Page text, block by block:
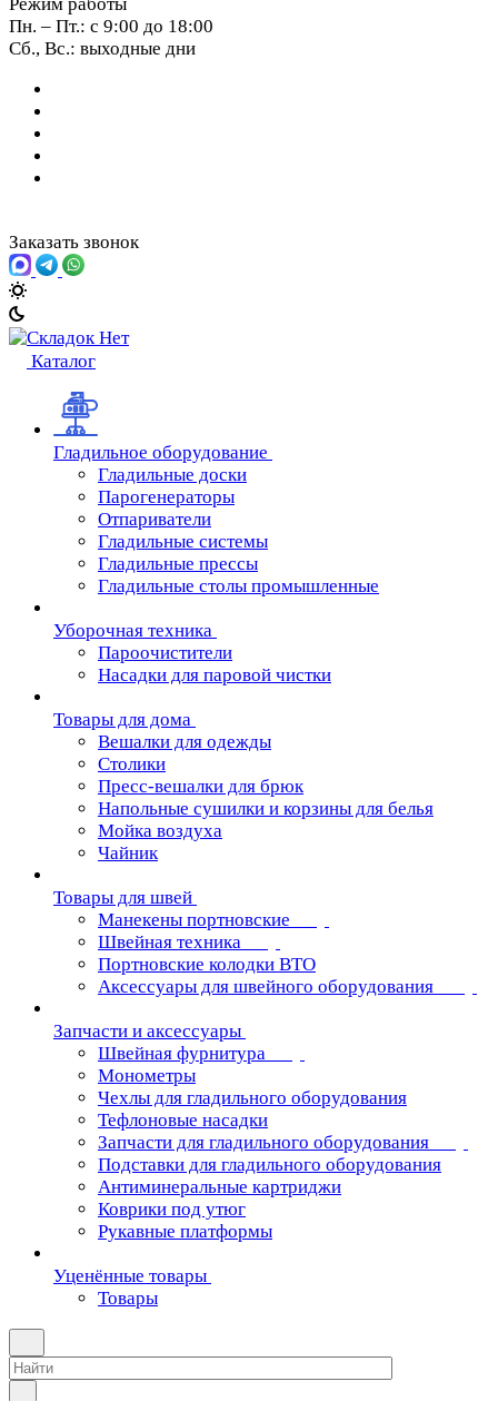
Пн. – Пт.: с 9:00 до 18:00
Сб., Вс.: выходные дни
Заказать звонок
Каталог
Гладильное оборудование
Гладильные доски
Парогенераторы
Отпариватели
Гладильные системы
Гладильные прессы
Гладильные столы промышленные
Уборочная техника
Пароочистители
Насадки для паровой чистки
Товары для дома
Вешалки для одежды
Столики
Пресс-вешалки для брюк
Напольные сушилки и корзины для белья
Мойка воздуха
Чайник
Товары для швей
Манекены портновские
Швейная техника
Портновские колодки ВТО
Аксессуары для швейного оборудования
Запчасти и аксессуары
Швейная фурнитура
Монометры
Чехлы для гладильного оборудования
Тефлоновые насадки
Запчасти для гладильного оборудования
Подставки для гладильного оборудования
Антиминеральные картриджи
Коврики под утюг
Рукавные платформы
Уценённые товары
Товары